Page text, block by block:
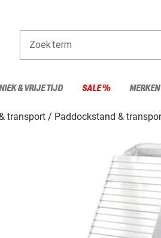
Zoekterm
& VRIJE TIJD SALE % MERKEN
transport Paddockstand &